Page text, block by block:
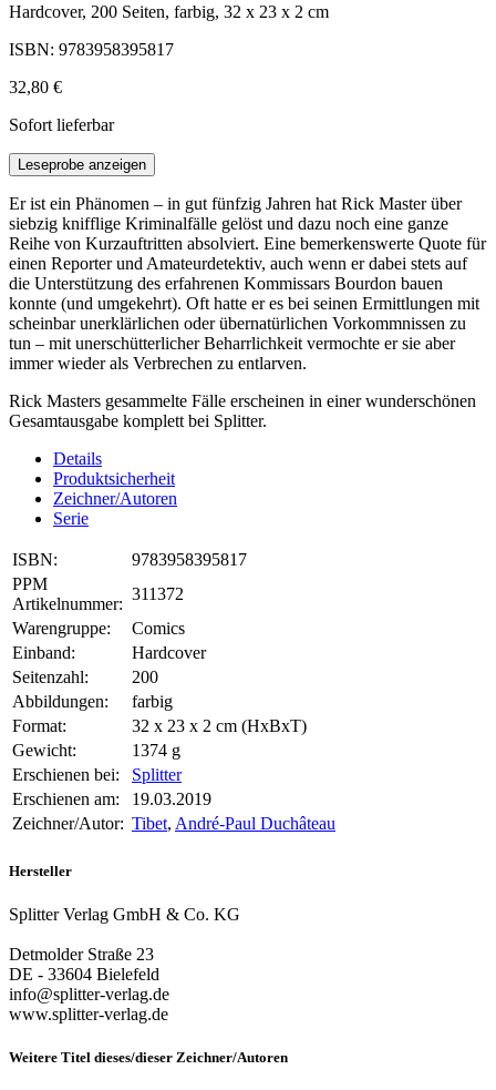
Hardcover, 200 Seiten, farbig, 32 x 23 x 2 cm
ISBN: 9783958395817
32,80 €
Sofort lieferbar
Leseprobe anzeigen
Er ist ein Phänomen – in gut fünfzig Jahren hat Rick Master über
siebzig knifflige Kriminalfälle gelöst und dazu noch eine ganze
Reihe von Kurzauftritten absolviert. Eine bemerkenswerte Quote für
einen Reporter und Amateurdetektiv, auch wenn er dabei stets auf
die Unterstützung des erfahrenen Kommissars Bourdon bauen
konnte (und umgekehrt). Oft hatte er es bei seinen Ermittlungen mit
scheinbar unerklärlichen oder übernatürlichen Vorkommnissen zu
tun – mit unerschütterlicher Beharrlichkeit vermochte er sie aber
immer wieder als Verbrechen zu entlarven.
Rick Masters gesammelte Fälle erscheinen in einer wunderschönen
Gesamtausgabe komplett bei Splitter.
Details
Produktsicherheit
Zeichner/Autoren
Serie
ISBN:
9783958395817
PPM
Artikelnummer:
311372
Warengruppe:
Comics
Einband:
Hardcover
Seitenzahl:
200
Abbildungen:
farbig
Format:
32 x 23 x 2 cm (HxBxT)
Gewicht:
1374 g
Erschienen bei:
Splitter
Erschienen am:
19.03.2019
Zeichner/Autor: Tibet, André-Paul Duchâteau
Hersteller
Splitter Verlag GmbH & Co. KG
Detmolder Straße 23
DE - 33604 Bielefeld
info@splitter-verlag.de
www.splitter-verlag.de
Weitere Titel dieses/dieser Zeichner/Autoren